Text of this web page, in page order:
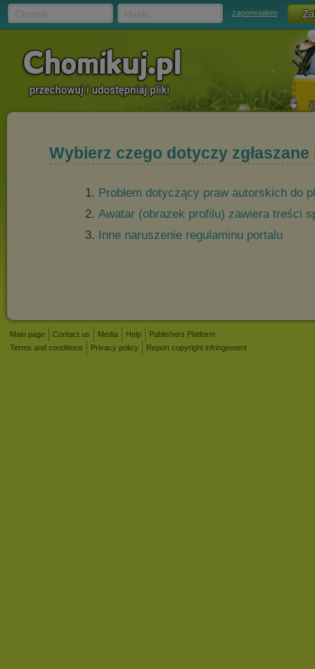
zapomniałem
Wybierz czego dotyczy
Problem dotyczący praw autorskich do
Awatar (obrazek profilu) zawiera treści
Inne naruszenie regulaminu portalu
Main page Contact us Media Help
Publishers Platform
Terms and conditions
Privacy policy Report copyright infringement